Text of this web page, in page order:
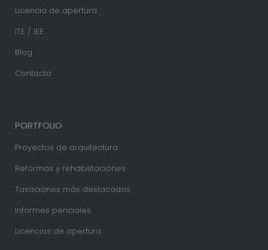
Licencia de apertura
ITE / IEE
Blog
Contacto
PORTFOLIO
Proyectos de arquitectura
Reformas y rehabilitaciones
Tasaciones más destacadas
Informes periciales
Licencias de apertura